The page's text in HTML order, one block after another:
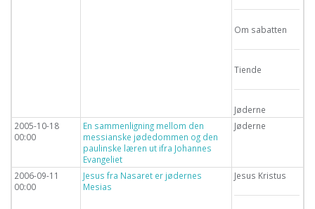
Om sabatten
Tiende
Jøderne
2005-10-18
00:00
En sammenligning mellom den
messianske jødedommen og den
paulinske læren ut ifra Johannes
Evangeliet
Jøderne
2006-09-11
00:00
Jesus fra Nasaret er jødernes
Mesias
Jesus Kristus